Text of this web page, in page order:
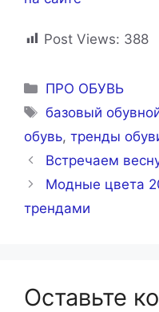
Post Views: 388
Рубрики
ПРО ОБУВЬ
Метки
базовый
обувь, тренды
Встречаем
Модные цвета
трендами
Оставьте